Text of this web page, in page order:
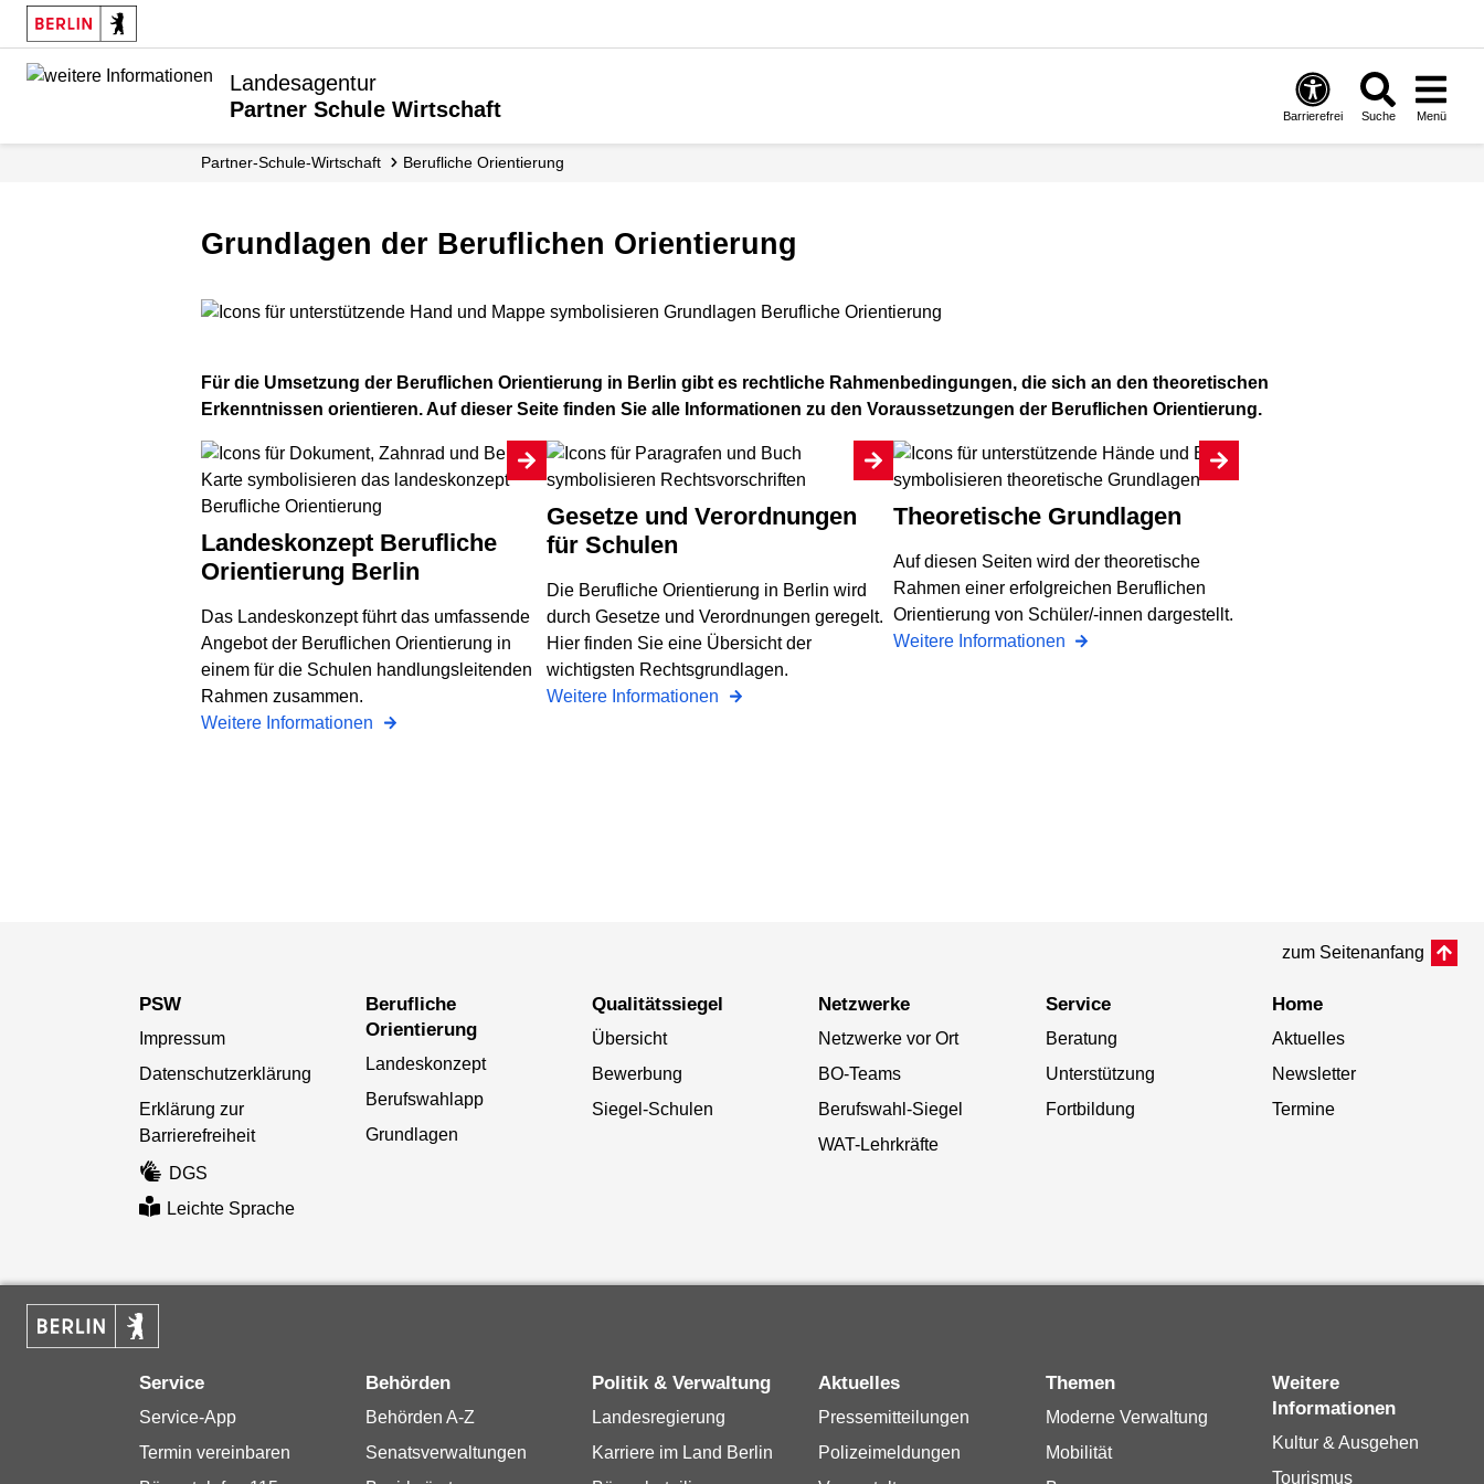
Landesagentur
Partner Schule Wirtschaft
Barrierefrei Suche Menü
Partner-Schule-Wirtschaft Berufliche Orientierung
Grundlagen der Beruflichen Orientierung
Für die Umsetzung der Beruflichen Orientierung in Berlin gibt es rechtliche Rahmenbedingungen, die sich an den theoretischen
Erkenntnissen orientieren. Auf dieser Seite finden Sie alle Informationen zu den Voraussetzungen der Beruflichen Orientierung.
Landeskonzept Berufliche
Orientierung Berlin
Das Landeskonzept führt das umfassende
Angebot der Beruflichen Orientierung in
einem für die Schulen handlungsleitenden
Rahmen zusammen.
Weitere Informationen
Gesetze und Verordnungen
für Schulen
Die Berufliche Orientierung in Berlin wird
durch Gesetze und Verordnungen geregelt.
Hier finden Sie eine Übersicht der
wichtigsten Rechtsgrundlagen.
Weitere Informationen
Theoretische Grundlagen
Auf diesen Seiten wird der theoretische
Rahmen einer erfolgreichen Beruflichen
Orientierung von Schüler/-innen dargestellt.
Weitere Informationen
zum Seitenanfang
PSW
Impressum
Datenschutzerklärung
Erklärung zur
Barrierefreiheit
DGS
Leichte Sprache
Berufliche
Orientierung
Landeskonzept
Berufswahlapp
Grundlagen
Qualitätssiegel
Übersicht
Bewerbung
Siegel-Schulen
Netzwerke
Netzwerke vor Ort
BO-Teams
Berufswahl-Siegel
WAT-Lehrkräfte
Service
Beratung
Unterstützung
Fortbildung
Home
Aktuelles
Newsletter
Termine
Service
Service-App
Termin vereinbaren
Behörden
Behörden A-Z
Senatsverwaltungen
Politik & Verwaltung
Landesregierung
Karriere im Land Berlin
Aktuelles
Pressemitteilungen
Polizeimeldungen
Themen
Moderne Verwaltung
Mobilität
Weitere
Informationen
Kultur & Ausgehen
Tourismus